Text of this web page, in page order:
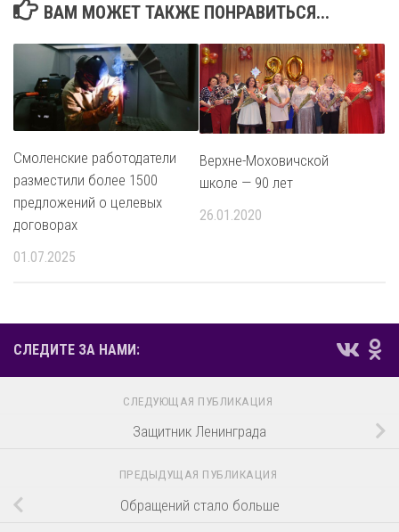
ВАМ МОЖЕТ ТАКЖЕ ПОНРАВИТЬСЯ...
Смоленские работодатели
разместили более 1500
предложений о целевых
договорах
01.07.2025
Верхне-Моховичской
школе — 90 лет
26.01.2020
СЛЕДИТЕ ЗА НАМИ:
СЛЕДУЮЩАЯ ПУБЛИКАЦИЯ
Защитник Ленинграда
ПРЕДЫДУЩАЯ ПУБЛИКАЦИЯ
Обращений стало больше